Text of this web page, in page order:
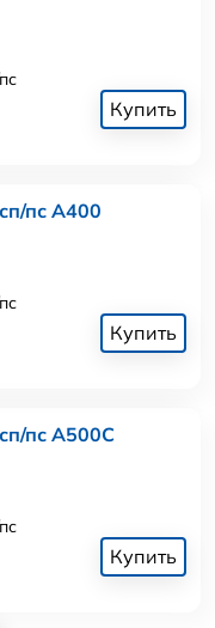
Купить
пс А400
Купить
пс А500С
Купить